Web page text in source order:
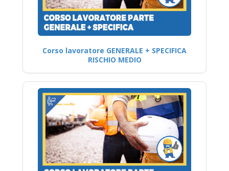
Corso lavoratore GENERALE + SPECIFICA
RISCHIO MEDIO